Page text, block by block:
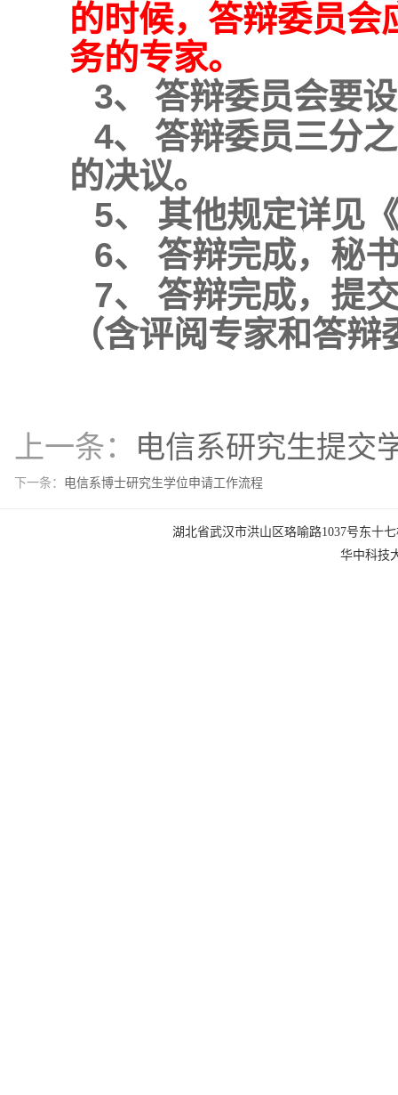
的时候，答辩委员会
务的专家。
3、
答辩委员会要
4、
答辩委员三分
的决议。
5、
其他规定详见
6、
答辩完成，秘
7、
答辩完成，提
（含评阅专家和答
上一条： 电信系研究生提交
下一条： 电信系博士研究生学位申请工作流程
湖北省武汉市洪山区珞喻路1037号东十
华中科技